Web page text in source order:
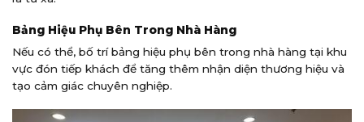
Bảng Hiệu Phụ Bên Trong Nhà Hàng
Nếu có thể, bố trí bảng hiệu phụ bên trong nhà hàng tại khu
vực đón tiếp khách để tăng thêm nhận diện thương hiệu và
tạo cảm giác chuyên nghiệp.